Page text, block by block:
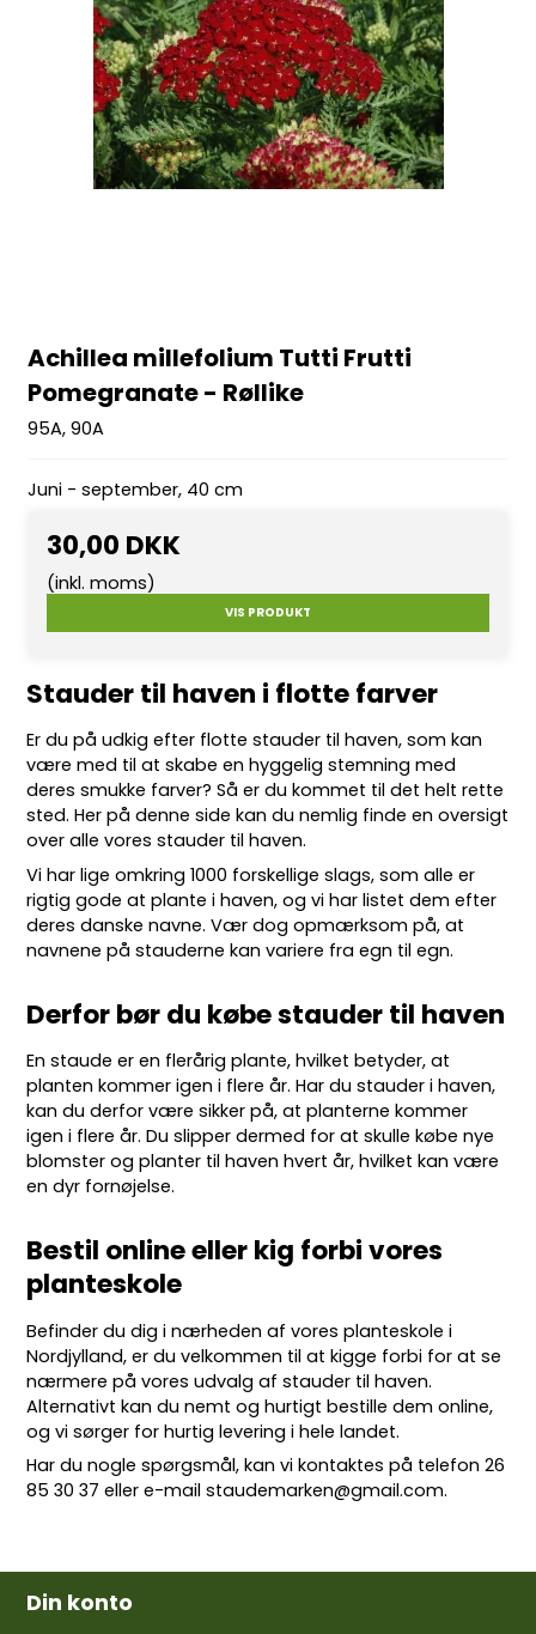
Achillea millefolium Tutti Frutti
Pomegranate - Røllike
95A, 90A
Juni - september, 40 cm
30,00 DKK
(inkl. moms)
VIS PRODUKT
Stauder til haven i flotte farver
Er du på udkig efter flottestauder til haven, som kan
være med til at skabe en hyggelig stemning med
deres smukke farver? Så er du kommet til det helt rette
sted. Her på denne side kan du nemlig finde en oversigt
over alle vores stauder til haven.
Vi har lige omkring 1000 forskellige slags, som alle er
rigtig gode at plante i haven, og vi har listet dem efter
deres danske navne. Vær dog opmærksom på, at
navnene på stauderne kan variere fra egn til egn.
Derfor bør du købe stauder til haven
En staude er en flerårig plante, hvilket betyder, at
planten kommer igen i flere år. Har du stauder i haven,
kan du derfor være sikker på, at planterne kommer
igen i flere år. Du slipper dermed for at skulle købe nye
blomster og planter til haven hvert år, hvilket kan være
en dyr fornøjelse.
Bestil online eller kig forbi vores
planteskole
Befinder du dig i nærheden af vores planteskole i
Nordjylland, er du velkommen til at kigge forbi for at se
nærmere på vores udvalg af stauder til haven.
Alternativt kan du nemt og hurtigt bestille dem online,
og vi sørger for hurtig levering i hele landet.
Har du nogle spørgsmål, kan vi kontaktes på telefon26
85 30 37 eller e-mailstaudemarken@gmail.com.
Din konto